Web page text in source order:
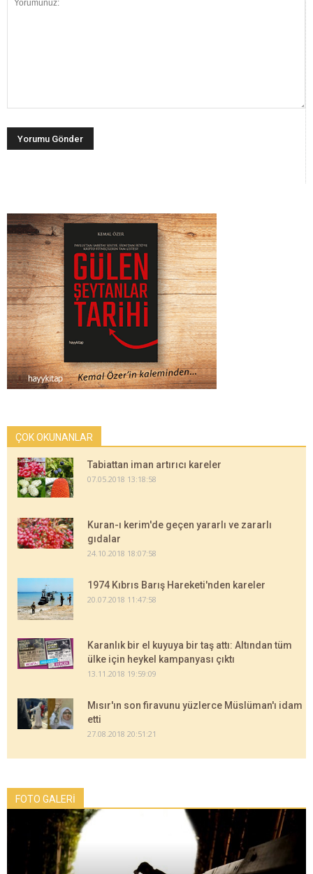
ÇOK OKUNANLAR
Tabiattan iman artırıcı kareler
07.05.2018 13:18:58
Kuran-ı kerim'de geçen yararlı ve zararlı
gıdalar
24.10.2018 18:07:58
1974 Kıbrıs Barış Hareketi'nden kareler
20.07.2018 11:47:58
Karanlık bir el kuyuya bir taş attı: Altından tüm
ülke için heykel kampanyası çıktı
13.11.2018 19:59:09
Mısır'ın son firavunu yüzlerce Müslüman'ı idam
etti
27.08.2018 20:51:21
FOTO GALERİ